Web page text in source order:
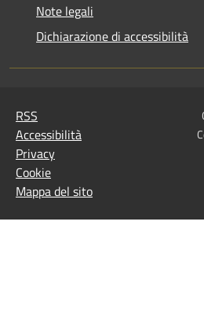
Note legali
Dichiarazione di accessibilità
RSS
Accessibilità
Privacy
Cookie
Mappa del sito